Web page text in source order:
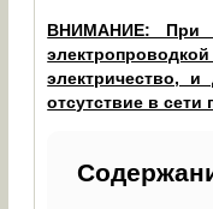
ВНИМАНИЕ: При
электричество, и
отсутствие в сети